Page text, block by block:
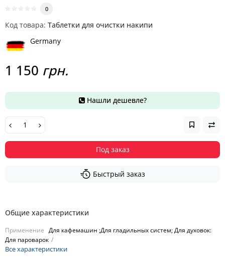
0
Код товара: Таблетки для очистки накипи
Germany
1 150 грн.
Нашли дешевле?
Под заказ
Быстрый заказ
Общие характеристики
Применение Для кафемашин ;Для гладильных систем; Для духовок:
Для пароварок
Все характеристики